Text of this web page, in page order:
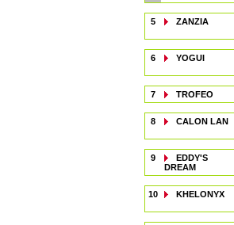
5 ZANZIA
6 YOGUI
7 TROFEO
8 CALON LAN
9
EDDY'S
DREAM
10 KHELONYX